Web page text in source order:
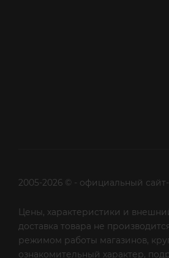
2005-2026 © - официальный
Цены, характеристики и
доставка товара не
режимом работы магазинов,
ознакомительный характер,